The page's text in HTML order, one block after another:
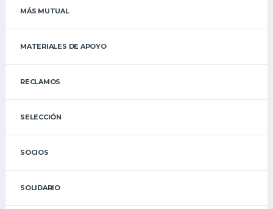
MÁS MUTUAL
MATERIALES DE APOYO
RECLAMOS
SELECCIÓN
SOCIOS
SOLIDARIO